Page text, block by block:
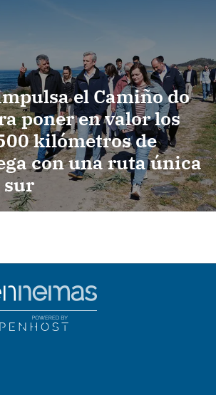
el Camiño do
poner en valor los
kilómetros de
con una ruta única
sur